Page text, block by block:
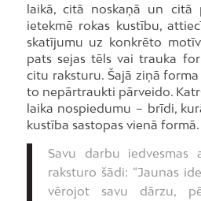
laikā, citā noskaņā un citā
ietekmē rokas kustību,
skatījumu uz konkrēto
pats sejas tēls vai trauka
citu raksturu. Šajā ziņā
to nepārtraukti pārveido.
laika nospiedumu – brīdi,
kustība sastopas vienā formā.
Savu darbu iedvesmas
raksturo šādi: “Jaunas
vērojot savu dārzu,